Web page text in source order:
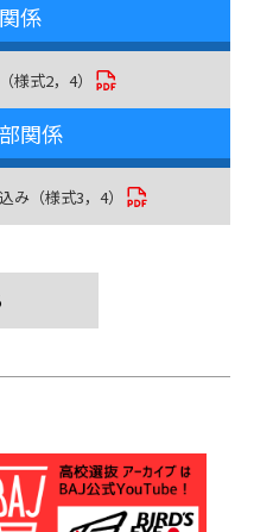
係
様式2，4）
関係
み（様式3，4）